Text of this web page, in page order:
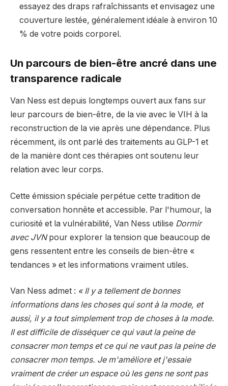
essayez des draps rafraîchissants et envisagez une
couverture lestée, généralement idéale à environ 10
% de votre poids corporel.
Un parcours de bien-être ancré dans une
transparence radicale
Van Ness est depuis longtemps ouvert aux fans sur
leur parcours de bien-être, de la vie avec le VIH à la
reconstruction de la vie après une dépendance. Plus
récemment, ils ont parlé des traitements au GLP-1 et
de la manière dont ces thérapies ont soutenu leur
relation avec leur corps.
Cette émission spéciale perpétue cette tradition de
conversation honnête et accessible. Par l'humour, la
curiosité et la vulnérabilité, Van Ness utilise Dormir
avec JVNpour explorer la tension que beaucoup de
gens ressentent entre les conseils de bien-être «
tendances » et les informations vraiment utiles.
Van Ness admet : « Il y a tellement de bonnes
informations dans les choses qui sont à la mode, et
aussi, il y a tout simplement trop de choses à la mode.
Il est difficile de disséquer ce qui vaut la peine de
consacrer mon temps et ce qui ne vaut pas la peine de
consacrer mon temps. Je m'améliore et j'essaie
vraiment de créer un espace où les gens ne sont pas